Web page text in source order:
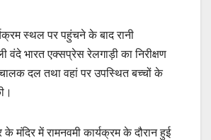
स्थल पर पहुंचने के बाद रानी
वंदे भारत एक्सप्रेस रेलगाड़ी का निरीक्षण
दल तथा वहां पर उपस्थित बच्चों के
के मंदिर में रामनवमी कार्यक्रम के दौरान हुई